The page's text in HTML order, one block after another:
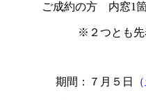
ご成約の方 内窓1箇
※２つとも先
期間：７月５日